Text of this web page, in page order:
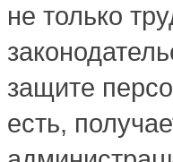
не только
защите
есть,